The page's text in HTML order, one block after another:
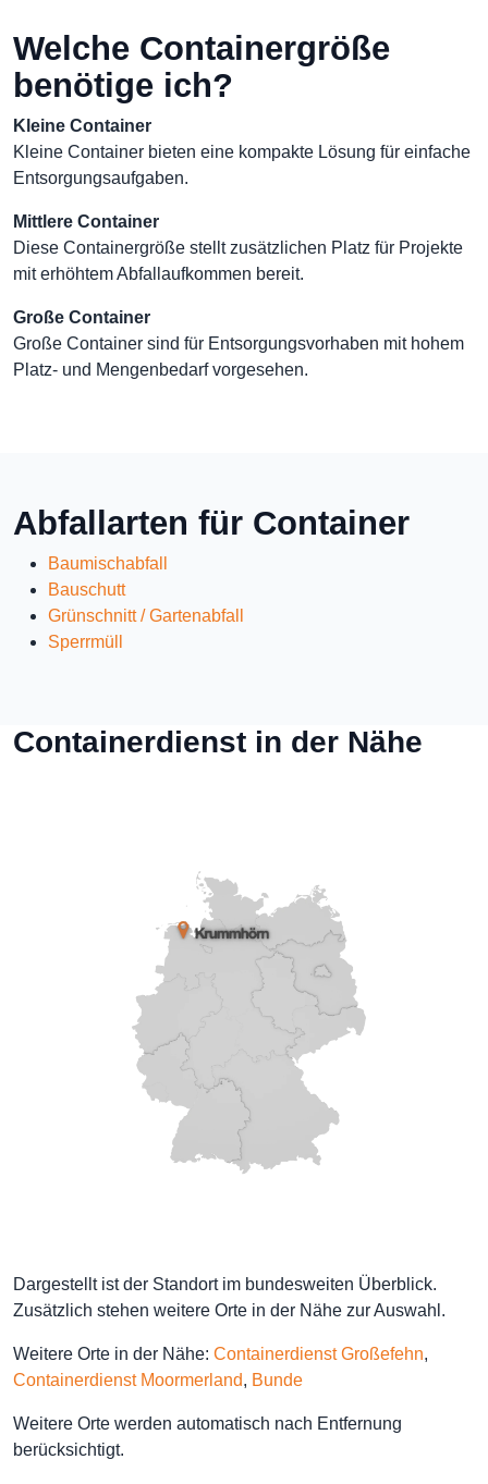
Welche Containergröße
benötige ich?
Kleine Container
Kleine Container bieten eine kompakte Lösung für einfache
Entsorgungsaufgaben.
Mittlere Container
Diese Containergröße stellt zusätzlichen Platz für Projekte
mit erhöhtem Abfallaufkommen bereit.
Große Container
Große Container sind für Entsorgungsvorhaben mit hohem
Platz- und Mengenbedarf vorgesehen.
Abfallarten für Container
Baumischabfall
Bauschutt
Grünschnitt / Gartenabfall
Sperrmüll
Containerdienst in der Nähe
Dargestellt ist der Standort im bundesweiten Überblick.
Zusätzlich stehen weitere Orte in der Nähe zur Auswahl.
Weitere Orte in der Nähe: Containerdienst Großefehn,
Containerdienst Moormerland, Bunde
Weitere Orte werden automatisch nach Entfernung
berücksichtigt.